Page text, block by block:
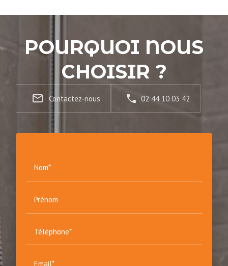
POURQUOI NOUS
CHOISIR ?
mail_outline Contactez-nous 02 44 10 03 42
Nom*
Prénom
Téléphone*
Email*